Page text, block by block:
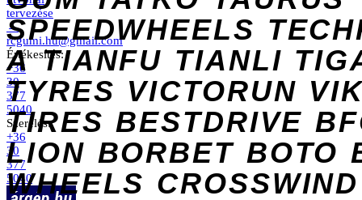
SPEEDWHEELS
A TIANFU TIANLI
TYRES VICTORUN
TIRES BESTDRIVE
LION BORBET BOTO
WHEELS CROSSWIND
tervezése
→
rcgumi.hu@gmail.com
Értékesítés:
+36
30
377
5040
Szerelés:
+36
30
377
5040